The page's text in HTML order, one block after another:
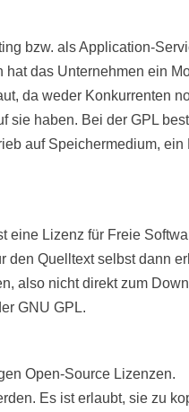
bzw. als Application-
das Unternehmen ein
da weder Konkurrenten
haben. Bei der GPL
auf Speichermedium, ein
eine Lizenz für Freie
den Quelltext selbst dann
also nicht direkt zum
GNU GPL.
Open-Source Lizenzen.
Es ist erlaubt, sie zu